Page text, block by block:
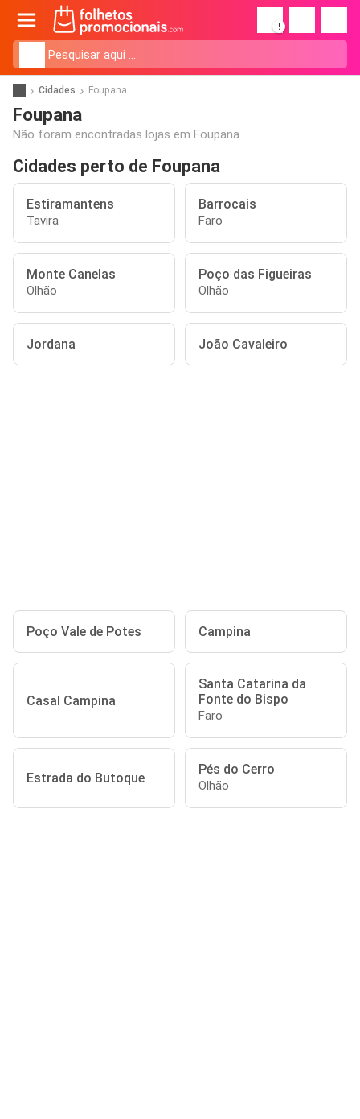
!
Cidades Foupana
Foupana
Não foram encontradas lojas em Foupana.
Cidades perto de Foupana
Estiramantens
Tavira
Barrocais
Faro
Monte Canelas
Olhão
Poço das Figueiras
Olhão
Jordana João Cavaleiro
Poço Vale de Potes Campina
Casal Campina
Santa Catarina da
Fonte do Bispo
Faro
Estrada do Butoque
Pés do Cerro
Olhão